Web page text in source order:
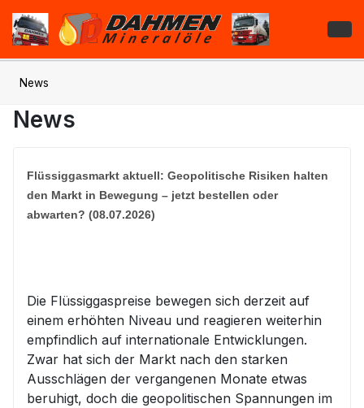
News
News
Flüssiggasmarkt aktuell: Geopolitische Risiken halten
den Markt in Bewegung – jetzt bestellen oder
abwarten? (08.07.2026)
Die Flüssiggaspreise bewegen sich derzeit auf
einem erhöhten Niveau und reagieren weiterhin
empfindlich auf internationale Entwicklungen.
Zwar hat sich der Markt nach den starken
Ausschlägen der vergangenen Monate etwas
beruhigt, doch die geopolitischen Spannungen im